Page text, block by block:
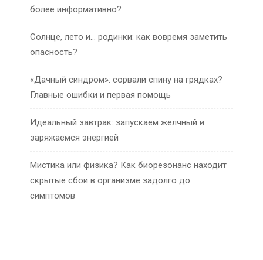
более информативно?
Солнце, лето и… родинки: как вовремя заметить
опасность?
«Дачный синдром»: сорвали спину на грядках?
Главные ошибки и первая помощь
Идеальный завтрак: запускаем желчный и
заряжаемся энергией
Мистика или физика? Как биорезонанс находит
скрытые сбои в организме задолго до
симптомов